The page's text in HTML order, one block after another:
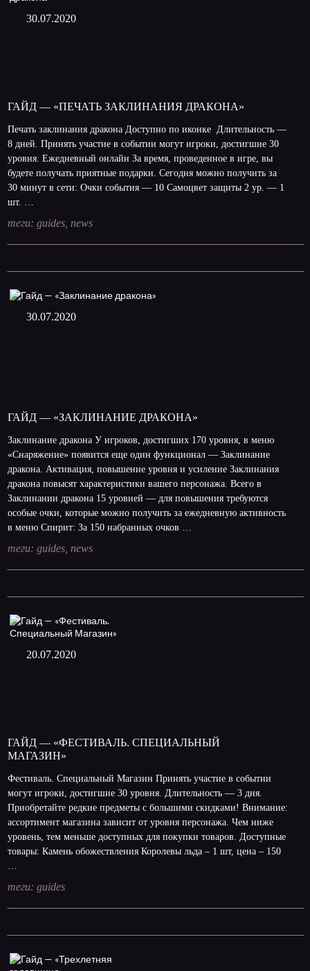
30.07.2020
ГАЙД — «ПЕЧАТЬ ЗАКЛИНАНИЯ ДРАКОНА»
Печать заклинания дракона Доступно по иконке Длительность —
8 дней. Принять участие в событии могут игроки, достигшие 30
уровня. Ежедневный онлайн За время, проведенное в игре, вы
будете получать приятные подарки. Сегодня можно получить за
30 минут в сети: Очки события — 10 Самоцвет защиты 2 ур. — 1
шт. …
теги: guides news
30.07.2020
ГАЙД — «ЗАКЛИНАНИЕ ДРАКОНА»
Заклинание дракона У игроков, достигших 170 уровня, в меню
«Снаряжение» появится еще один функционал — Заклинание
дракона. Активация, повышение уровня и усиление Заклинания
дракона повысят характеристики вашего персонажа. Всего в
Заклинании дракона 15 уровней — для повышения требуются
особые очки, которые можно получить за ежедневную активность
в меню Спирит: За 150 набранных очков …
теги: guides news
20.07.2020
ГАЙД — «ФЕСТИВАЛЬ. СПЕЦИАЛЬНЫЙ
МАГАЗИН»
Фестиваль. Специальный Магазин Принять участие в событии
могут игроки, достигшие 30 уровня. Длительность — 3 дня.
Приобретайте редкие предметы с большими скидками! Внимание:
ассортимент магазина зависит от уровня персонажа. Чем ниже
уровень, тем меньше доступных для покупки товаров. Доступные
товары: Камень обожествления Королевы льда – 1 шт, цена – 150
…
теги: guides